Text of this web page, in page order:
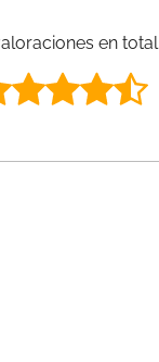
en total